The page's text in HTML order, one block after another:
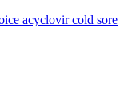
acyclovir cold sore